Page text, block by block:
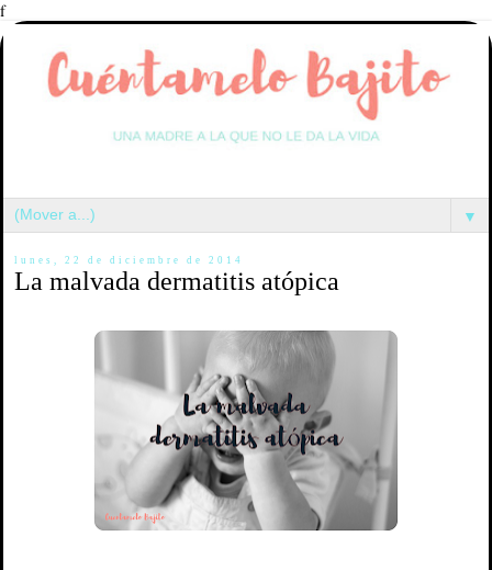
f
▼
lunes, 22 de diciembre de 2014
La malvada dermatitis atópica